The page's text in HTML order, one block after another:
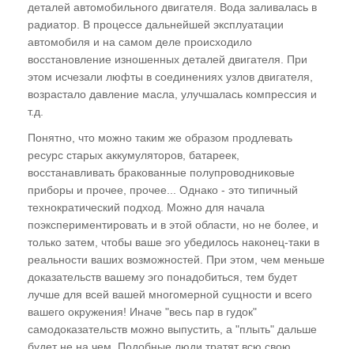
деталей автомобильного двигателя. Вода заливалась в
радиатор. В процессе дальнейшей эксплуатации
автомобиля и на самом деле происходило
восстановление изношенных деталей двигателя. При
этом исчезали люфты в соединениях узлов двигателя,
возрастало давление масла, улучшалась компрессия и
т.д.
Понятно, что можно таким же образом продлевать
ресурс старых аккумуляторов, батареек,
восстанавливать бракованные полупроводниковые
приборы и прочее, прочее... Однако - это типичный
технократический подход. Можно для начала
поэкспериментировать и в этой области, но не более, и
только затем, чтобы ваше эго убедилось наконец-таки в
реальности ваших возможностей. При этом, чем меньше
доказательств вашему эго понадобиться, тем будет
лучше для всей вашей многомерной сущности и всего
вашего окружения! Иначе "весь пар в гудок"
самодоказательств можно выпустить, а "плыть" дальше